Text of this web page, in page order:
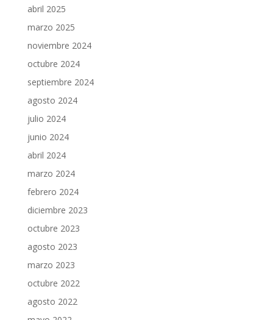
abril 2025
marzo 2025
noviembre 2024
octubre 2024
septiembre 2024
agosto 2024
julio 2024
junio 2024
abril 2024
marzo 2024
febrero 2024
diciembre 2023
octubre 2023
agosto 2023
marzo 2023
octubre 2022
agosto 2022